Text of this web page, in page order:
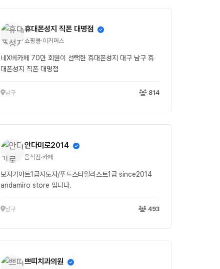
휴대폰성지 직폰 대명점
쇼핑몰·이커머스
네X버카페 70만 회원이 선택한 휴대폰성지 대구 남구 휴
대폰성지 직폰 대명점
남구 814
안다미로2014
음식점·카페
보자기아트1급지도자/푸드스타일리스트1급 since2014
andamiro store 입니다.
남구 493
쁘띠치과의원